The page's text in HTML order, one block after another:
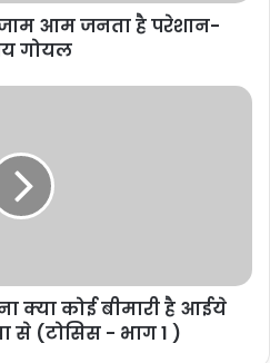
आम जनता है परेशान-
गोयल
क्या कोई बीमारी है आईये
से (टोसिस - भाग 1 )